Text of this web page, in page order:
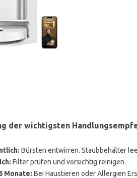
der wichtigsten
Bürsten entwirren. Staubbehälter
Filter prüfen und vorsichtig reinigen.
Monate: Bei Haustieren oder Allergien